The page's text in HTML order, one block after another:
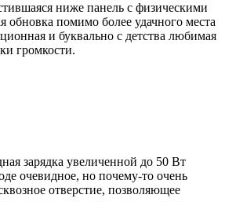
ниже панель с физическими
обновка помимо более удачного места
и буквально с детства любимая
громкости.
зарядка увеличенной до 50 Вт
очевидное, но почему-то очень
отверстие, позволяющее